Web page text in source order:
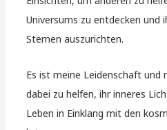
Universums zu entdecken und
Sternen auszurichten.
Es ist meine Leidenschaft und
dabei zu helfen, ihr inneres
Leben in Einklang mit den